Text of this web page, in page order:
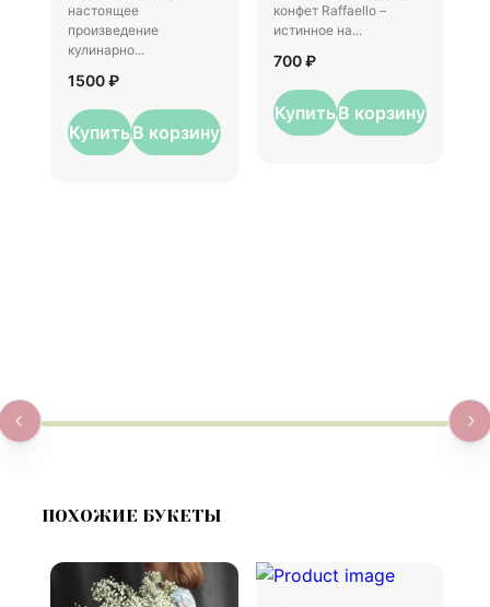
настоящее
произведение
кулинарно...
1500 ₽
КупитьВ корзину
конфет Raffaello –
истинное на...
700 ₽
КупитьВ корзину
ПОХОЖИЕ БУКЕТЫ